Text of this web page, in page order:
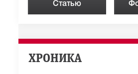
Статью
ХРОНИКА